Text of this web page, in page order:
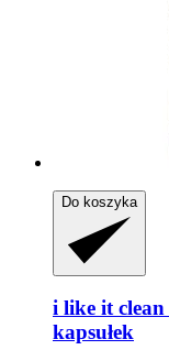
Do koszyka
i like it clean
kapsułek